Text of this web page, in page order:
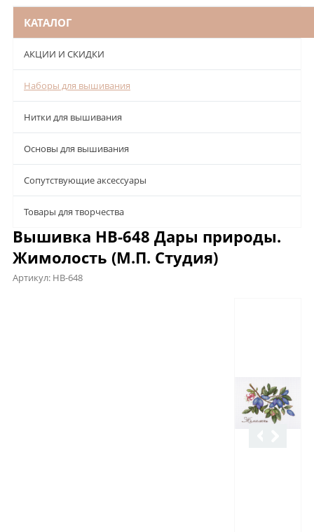
КАТАЛОГ
АКЦИИ И СКИДКИ
Наборы для вышивания
Нитки для вышивания
Основы для вышивания
Сопутствующие аксессуары
Товары для творчества
Вышивка НВ-648 Дары природы.
Жимолость (М.П. Студия)
Артикул: НВ-648